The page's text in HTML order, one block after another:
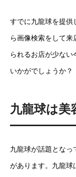
すでに九龍球を提供
ら画像検索をして
られるお店が少な
いかがでしょうか？
九龍球は美
九龍球が話題となっ
があります。九龍球